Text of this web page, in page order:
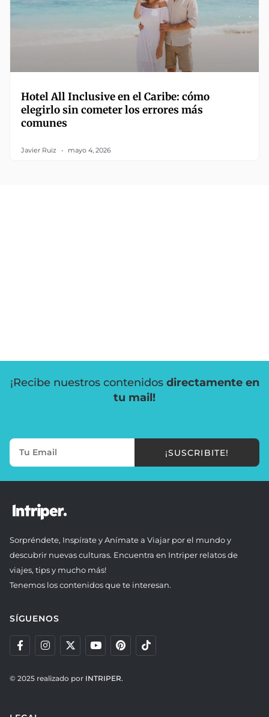
Hotel All Inclusive en el Caribe: cómo
elegirlo sin cometer los errores más
comunes
Javier Ruiz mayo 4, 2026
¡Recibe nuestros contenidos directamente en
tu mail!
¡SUSCRIBITE!
Sorpréndete, Inspírate y Anímate a Viajar por el mundo y
descubrir nuevas culturas. Encuentra en Intriper relatos de
viajes, tips y mucho más!
Tenemos los contenidos que te interesan.
SÍGUENOS
© 2025 realizado por INTRIPER.